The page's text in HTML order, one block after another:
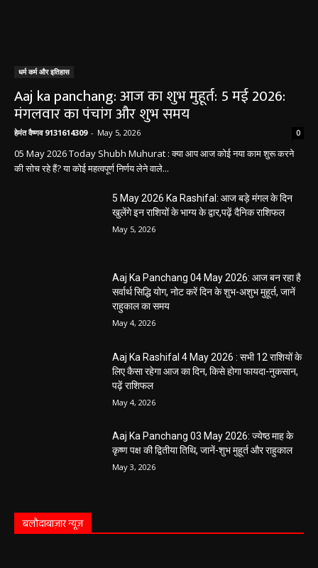
धर्म कर्म और इतिहास
Aaj ka panchang: आज का शुभ मुहूर्त: 5 मई 2026:
मंगलवार का पंचांग और शुभ समय
हेमंत वैष्णव 9131614309 - May 5, 2026 0
05 May 2026 Today Shubh Muhurat : क्या आप आज कोई नया काम शुरू करने
की सोच रहे हैं? या कोई महत्वपूर्ण निर्णय लेने वाले...
5 May 2026 Ka Rashifal: आज बड़े मंगल के दिन
खुलेंगे इन राशियों के भाग्य के द्वार,पढ़ें दैनिक राशिफल
May 5, 2026
Aaj Ka Panchang 04 May 2026: आज बन रहा है
सर्वार्थ सिद्धि योग, नोट करें दिन के शुभ-अशुभ मुहूर्त, जानें
राहुकाल का समय
May 4, 2026
Aaj Ka Rashifal 4 May 2026 : सभी 12 राशियों के
लिए कैसा रहेगा आज का दिन, किसे होगा फायदा-नुकसान,
पढ़ें राशिफल
May 4, 2026
Aaj Ka Panchang 03 May 2026: ज्येष्ठ माह के
कृष्ण पक्ष की द्वितीया तिथि, जानें-शुभ मुहूर्त और राहुकाल
May 3, 2026
बलौदाबाज़ार न्यूज़